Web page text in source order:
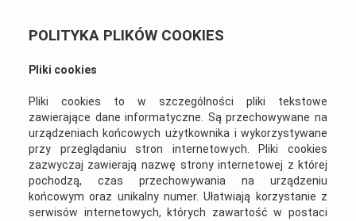
POLITYKA PLIKÓW COOKIES
Pliki cookies
Pliki cookies to w szczególności pliki tekstowe
zawierające dane informatyczne. Są przechowywane na
urządzeniach końcowych użytkownika i wykorzystywane
przy przeglądaniu stron internetowych. Pliki cookies
zazwyczaj zawierają nazwę strony internetowej z której
pochodzą, czas przechowywania na urządzeniu
końcowym oraz unikalny numer. Ułatwiają korzystanie z
serwisów internetowych, których zawartość w postaci